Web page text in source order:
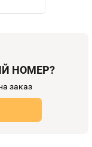
НОМЕР?
заказ